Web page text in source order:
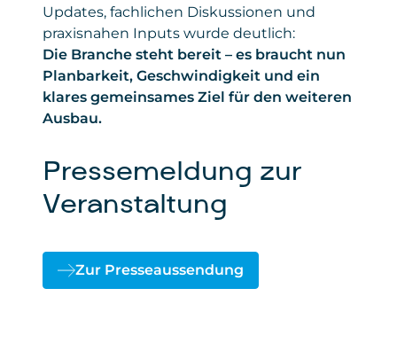
Updates, fachlichen Diskussionen und
praxisnahen Inputs wurde deutlich:
Die Branche steht bereit – es braucht nun
Planbarkeit, Geschwindigkeit und ein
klares gemeinsames Ziel für den weiteren
Ausbau.
Pressemeldung zur
Veranstaltung
Zur Presseaussendung